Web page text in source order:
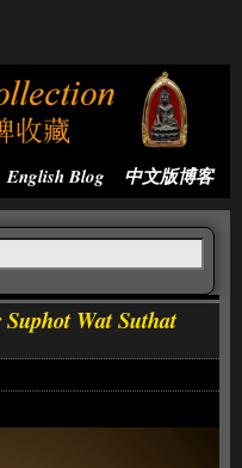
English Blog 中文版博客
Wat Suthat